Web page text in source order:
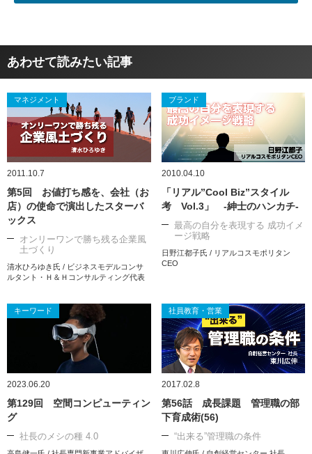
あわせて読みたい記事
マネジメント
2011.10.7
第5回 お値打ち感を、会社（お
店）の使命で演出したスターバ
ックス
オンリーワンで勝ち残る企業風
土づくり
清水ひろゆき氏 / ビジネスモデルコンサ
ルタント・Ｈ＆Ｈコンサルティング代表
ブランド
2010.04.10
「リアル”Cool Biz”スタイル
考 Vol.3」 -紳士のハンカチ-
最高の自分を表現する 成功イメ
ージ戦略
日野江都子氏 / リアルコスモポリタン
CEO
キーワード
2023.06.20
第129回 空間コンピューティン
グ
社長のメシの種 4.0
社員教育・営業
2017.02.8
第56話 成長課題 管理職の部
下育成術(56)
“出来る”管理職の条件